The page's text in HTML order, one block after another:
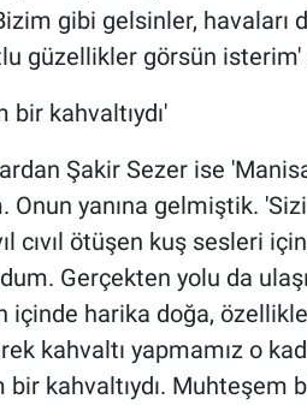
gibi gelsinler, havaları
güzellikler görsün isterim'
bir kahvaltıydı'
Şakir Sezer ise
Onun yanına gelmiştik.
cıvıl ötüşen kuş sesleri
Gerçekten yolu da
içinde harika doğa,
kahvaltı yapmamız o
kahvaltıydı. Muhteşem